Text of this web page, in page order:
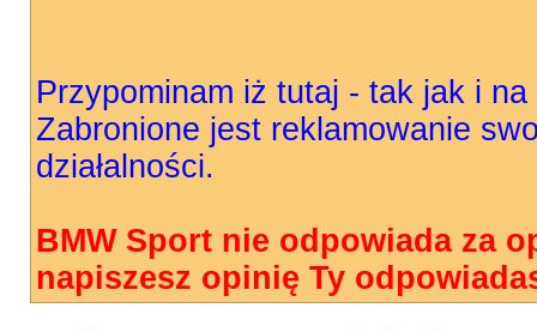
Przypominam iż tutaj - tak jak i
Zabronione jest reklamowanie
działalności.
BMW Sport nie odpowiada za
napiszesz opinię Ty